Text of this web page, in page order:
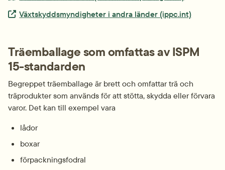
Extern länk.
Växtskyddsmyndigheter i andra länder (ippc.int)
Träemballage som omfattas av ISPM
15-standarden
Begreppet träemballage är brett och omfattar trä och
träprodukter som används för att stötta, skydda eller förvara
varor. Det kan till exempel vara
lådor
boxar
förpackningsfodral